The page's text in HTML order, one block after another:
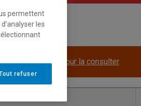
Cliquez ici pour la consulter.
permettent
les
refuser